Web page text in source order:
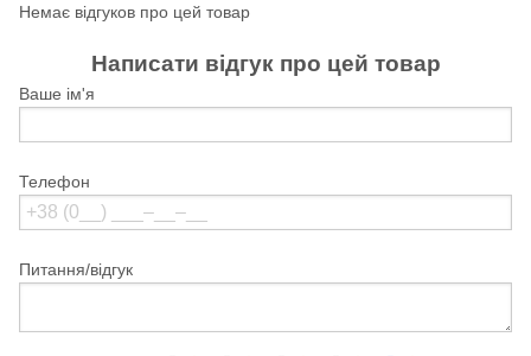
Немає відгуков про цей товар
Написати відгук про цей товар
Ваше ім'я
Телефон
Питання/відгук